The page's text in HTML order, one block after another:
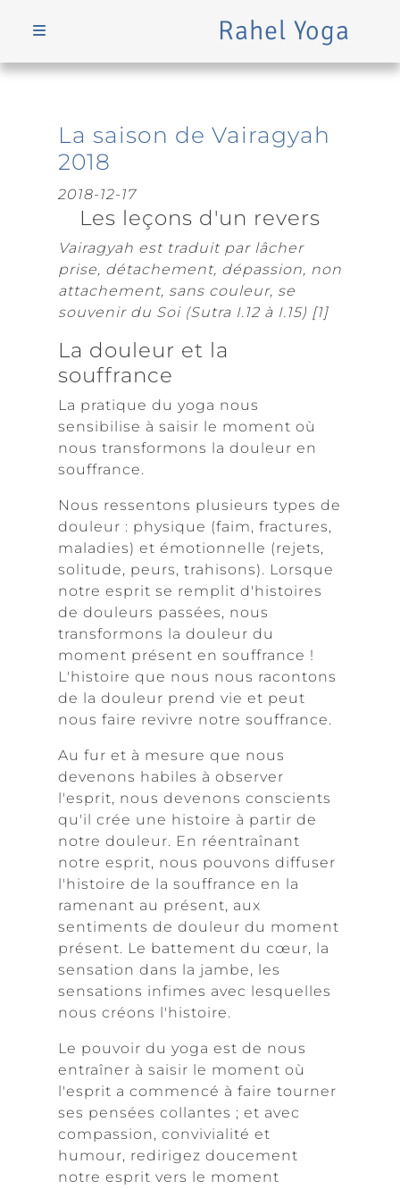
Aller au contenu principal
Rahel Yoga
La saison de Vairagyah
2018
2018-12-17
Les leçons d'un revers
Vairagyah est traduit par lâcher
prise, détachement, dépassion, non
attachement, sans couleur, se
souvenir du Soi (Sutra I.12 à I.15) [1]
La douleur et la
souffrance
La pratique du yoga nous
sensibilise à saisir le moment où
nous transformons la douleur en
souffrance.
Nous ressentons plusieurs types de
douleur : physique (faim, fractures,
maladies) et émotionnelle (rejets,
solitude, peurs, trahisons). Lorsque
notre esprit se remplit d'histoires
de douleurs passées, nous
transformons la douleur du
moment présent en souffrance !
L'histoire que nous nous racontons
de la douleur prend vie et peut
nous faire revivre notre souffrance.
Au fur et à mesure que nous
devenons habiles à observer
l'esprit, nous devenons conscients
qu'il crée une histoire à partir de
notre douleur. En réentraînant
notre esprit, nous pouvons diffuser
l'histoire de la souffrance en la
ramenant au présent, aux
sentiments de douleur du moment
présent. Le battement du cœur, la
sensation dans la jambe, les
sensations infimes avec lesquelles
nous créons l'histoire.
Le pouvoir du yoga est de nous
entraîner à saisir le moment où
l'esprit a commencé à faire tourner
ses pensées collantes ; et avec
compassion, convivialité et
humour, redirigez doucement
notre esprit vers le moment